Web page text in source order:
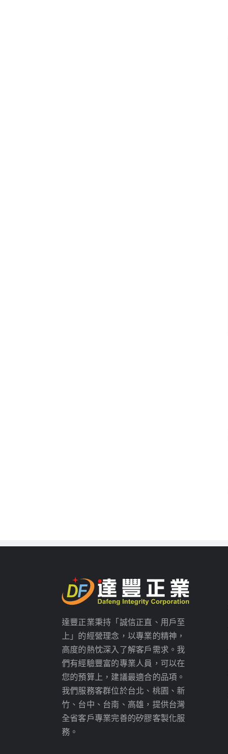
達豐正業秉持「誠信正直、用戶至
上」的經營理念，以專業的精神，
高度的熱忱深入了解客戶需求。我
們有經驗豐富的專業人員，可以在
您的預算上，建議最適合的品項。
我們服務客群位於台北、桃園、新
竹、台中、台南、高雄，提供台灣
全省客戶專業完善的矽膠客製化服
務。